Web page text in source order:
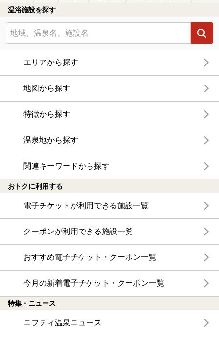
温浴施設を探す
エリアから探す
地図から探す
特徴から探す
温泉地から探す
関連キーワードから探す
おトクに利用する
電子チケットが利用できる施設一覧
クーポンが利用できる施設一覧
おすすめ電子チケット・クーポン一覧
今月の新着電子チケット・クーポン一覧
特集・ニュース
ニフティ温泉ニュース